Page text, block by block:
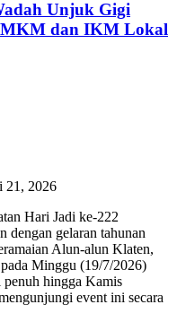
Unjuk Gigi
dan IKM Lokal
21, 2026
Hari Jadi ke-222
dengan gelaran tahunan
Alun-alun Klaten,
Minggu (19/7/2026)
penuh hingga Kamis
event ini secara